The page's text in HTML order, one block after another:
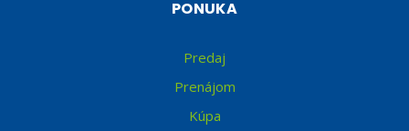
PONUKA
Predaj
Prenájom
Kúpa